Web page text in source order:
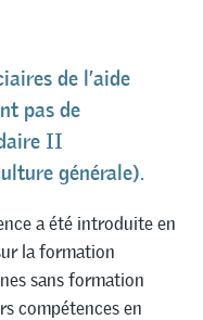
de l’aide
pas de
II
générale).
a été introduite en
la formation
sans formation
compétences en